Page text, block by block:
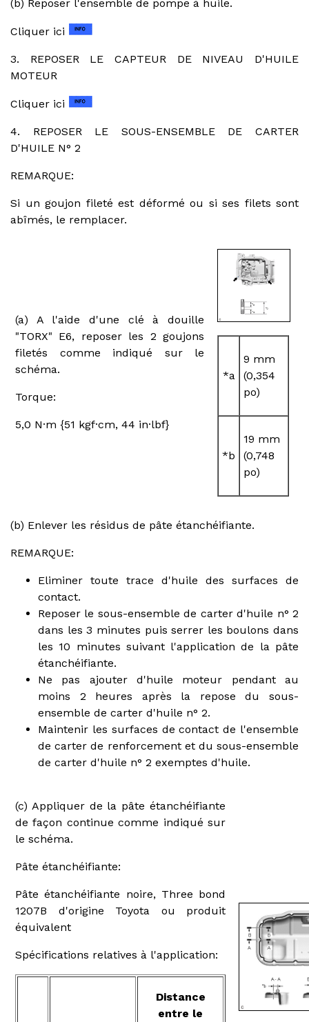
(b) Reposer l'ensemble de pompe à huile.
Cliquer ici
3. REPOSER LE CAPTEUR DE NIVEAU D'HUILE
MOTEUR
Cliquer ici
4. REPOSER LE SOUS-ENSEMBLE DE CARTER
D'HUILE N° 2
REMARQUE:
Si un goujon fileté est déformé ou si ses filets sont
abîmés, le remplacer.
(a) A l'aide d'une clé à douille
"TORX" E6, reposer les 2 goujons
filetés comme indiqué sur le
schéma.
Torque:
5,0 N·m {51 kgf·cm, 44 in·lbf}
*a
9 mm
(0,354
po)
*b
19 mm
(0,748
po)
(b) Enlever les résidus de pâte étanchéifiante.
REMARQUE:
Eliminer toute trace d'huile des surfaces de
contact.
Reposer le sous-ensemble de carter d'huile n° 2
dans les 3 minutes puis serrer les boulons dans
les 10 minutes suivant l'application de la pâte
étanchéifiante.
Ne pas ajouter d'huile moteur pendant au
moins 2 heures après la repose du sous-
ensemble de carter d'huile n° 2.
Maintenir les surfaces de contact de l'ensemble
de carter de renforcement et du sous-ensemble
de carter d'huile n° 2 exemptes d'huile.
(c) Appliquer de la pâte étanchéifiante
de façon continue comme indiqué sur
le schéma.
Pâte étanchéifiante:
Pâte étanchéifiante noire, Three bond
1207B d'origine Toyota ou produit
équivalent
Spécifications relatives à l'application:
Distance
entre le